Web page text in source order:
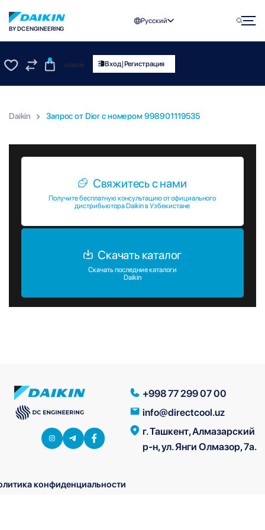
BY DC ENGINEERING
Русский
0
UZS0.00 Вход|Регистрация
Daikin Запрос от Dior c номером 998901119535
Свяжитесь с нами
Получите бесплатную консультацию от официального
дистрибьютора Daikin в Узбекистане
Скачать каталог
Скачать последние каталоги
Daikin
+998 77 299 07 00
info@directcool.uz
г. Ташкент, Алмазарский
р-н, ул. Янги Олмазор, 7а.
конфиденциальности